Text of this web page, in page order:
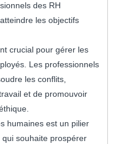
des RH
les objectifs
crucial pour gérer les
Les professionnels
les conflits,
et de promouvoir
humaines est un pilier
souhaite prospérer